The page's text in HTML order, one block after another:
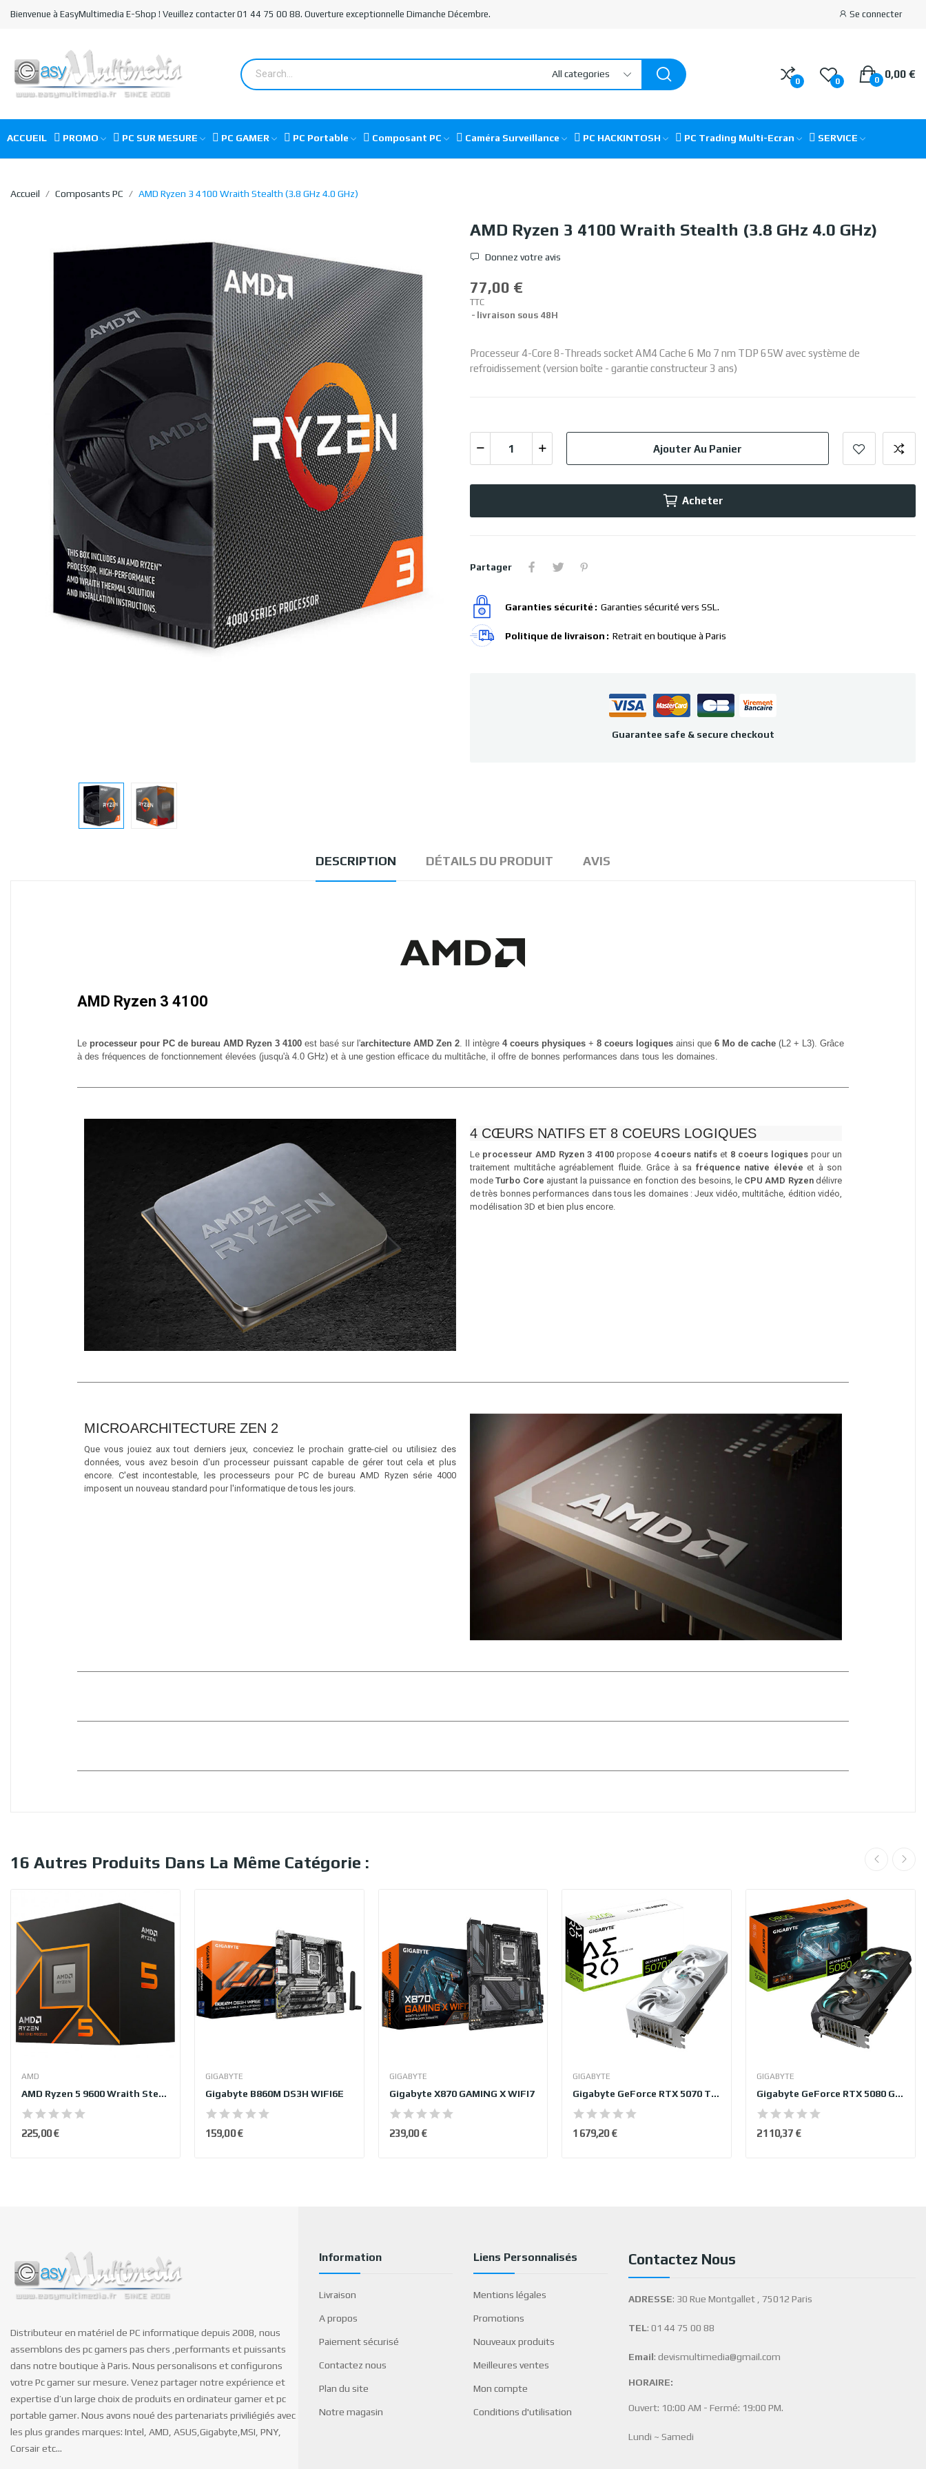
Bienvenue à EasyMultimedia E-Shop ! Veuillez contacter 01 44 75 00 88. Ouverture exceptionnelle Dimanche Décembre. Se connecter
All categories
0 0
0,00 €
0
ACCUEIL PROMO PC SUR MESURE PC GAMER PC Portable Composant PC Caméra Surveillance PC HACKINTOSH PC Trading Multi-Ecran SERVICE
Accueil Composants PC AMD Ryzen 3 4100 Wraith Stealth (3.8 GHz 4.0 GHz)
AMD Ryzen 3 4100 Wraith Stealth (3.8 GHz 4.0 GHz)
Donnez votre avis
77,00 €
TTC
livraison sous 48H
Processeur 4-Core 8-Threads socket AM4 Cache 6 Mo 7 nm TDP 65W avec système de
refroidissement (version boîte - garantie constructeur 3 ans)
Ajouter Au Panier
Acheter
Partager
Garanties sécurité Garanties sécurité vers SSL.
Politique de livraison Retrait en boutique à Paris
Guarantee safe & secure checkout
DESCRIPTION DÉTAILS DU PRODUIT AVIS
AMD Ryzen 3 4100
Le processeur pour PC de bureau AMD Ryzen 3 4100 est basé sur l'architecture AMD Zen 2 . Il intègre 4 coeurs physiques + 8 coeurs logiques ainsi que 6 Mo de cache (L2 + L3). Grâce
à des fréquences de fonctionnement élevées (jusqu'à 4.0 GHz) et à une gestion efficace du multitâche, il offre de bonnes performances dans tous les domaines.
4 CŒURS NATIFS ET 8 COEURS LOGIQUES
Le processeur AMD Ryzen 3 4100 propose4 coeurs natifs et 8 coeurs logiques pour un
traitement multitâche agréablement fluide. Grâce à sa fréquence native élevée et à son
modeTurbo Core ajustant la puissance en fonction des besoins, le CPU AMD Ryzendélivre
de très bonnes performances dans tous les domaines : Jeux vidéo, multitâche, édition vidéo,
modélisation 3D et bien plus encore.
MICROARCHITECTURE ZEN 2
Que vous jouiez aux tout derniers jeux, conceviez le prochain gratte-ciel ou utilisiez des
données, vous avez besoin d'un processeur puissant capable de gérer tout cela et plus
encore. C'est incontestable, les processeurs pour PC de bureau AMD Ryzen série 4000
imposent un nouveau standard pour l'informatique de tous les jours.
16 Autres Produits Dans La Même Catégorie :
AMD
AMD Ryzen 5 9600 Wraith Stealth (3.8 GHz 5.2 GHz)
225,00 €
GIGABYTE
Gigabyte B860M DS3H WIFI6E
159,00 €
GIGABYTE
Gigabyte X870 GAMING X WIFI7
239,00 €
GIGABYTE
Gigabyte GeForce RTX 5070 Ti AERO OC 16G
1 679,20 €
GIGABYTE
Gigabyte GeForce RTX 5080 GAMING OC 16G
2 110,37 €
Distributeur en matériel de PC informatique depuis 2008, nous
assemblons des pc gamers pas chers ,performants et puissants
dans notre boutique à Paris. Nous personalisons et configurons
votre Pc gamer sur mesure. Venez partager notre expérience et
expertise d’un large choix de produits en ordinateur gamer et pc
portable gamer. Nous avons noué des partenariats priviliégiés avec
les plus grandes marques: Intel, AMD, ASUS,Gigabyte,MSI, PNY,
Corsair etc…
Information
Livraison
A propos
Paiement sécurisé
Contactez nous
Plan du site
Notre magasin
Liens Personnalisés
Mentions légales
Promotions
Nouveaux produits
Meilleures ventes
Mon compte
Conditions d'utilisation
Contactez Nous
ADRESSE: 30 Rue Montgallet , 75012 Paris
TEL: 01 44 75 00 88
Email: devismultimedia@gmail.com
HORAIRE:
Ouvert: 10:00 AM - Fermé: 19:00 PM.
Lundi ~ Samedi